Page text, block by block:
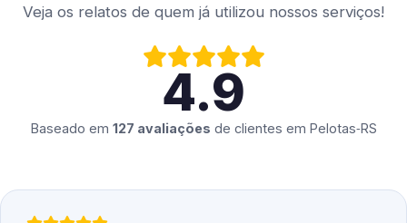
Veja os relatos de quem já utilizou nossos serviços!
4.9
Baseado em 127 avaliações de clientes em Pelotas‑RS